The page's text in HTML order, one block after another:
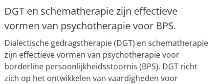
DGT en schematherapie zijn effectieve
vormen van psychotherapie voor BPS.
Dialectische gedragstherapie (DGT) en schematherapie
zijn effectieve vormen van psychotherapie voor
borderline persoonlijkheidsstoornis (BPS). DGT richt
zich op het ontwikkelen van vaardigheden voor